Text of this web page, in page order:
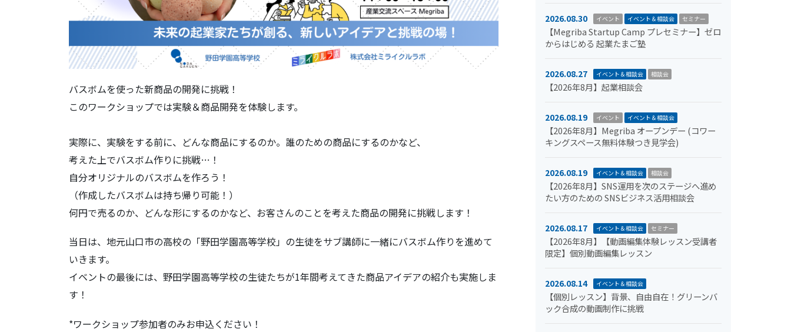
バスボムを使った新商品の開発に挑戦！
このワークショップでは実験＆商品開発を体験します。
実際に、実験をする前に、どんな商品にするのか。誰のための商品にするのかなど、
考えた上でバスボム作りに挑戦…！
自分オリジナルのバスボムを作ろう！
（作成したバスボムは持ち帰り可能！）
何円で売るのか、どんな形にするのかなど、お客さんのことを考えた商品の開発に挑戦します！
当日は、地元山口市の高校の「野田学園高等学校」の生徒をサブ講師に一緒にバスボム作りを進めて
いきます。
イベントの最後には、野田学園高等学校の生徒たちが1年間考えてきた商品アイデアの紹介も実施しま
す！
*ワークショップ参加者のみお申込ください！
2026.08.30 イベント イベント＆相談会 セミナー
【Megriba Startup Camp プレセミナー】ゼロ
からはじめる 起業たまご塾
2026.08.27 イベント＆相談会 相談会
【2026年8月】起業相談会
2026.08.19 イベント イベント＆相談会
【2026年8月】Megriba オープンデー (コワー
キングスペース無料体験つき見学会)
2026.08.19 イベント＆相談会 相談会
【2026年8月】SNS運用を次のステージへ進め
たい方のための SNSビジネス活用相談会
2026.08.17 イベント＆相談会 セミナー
【2026年8月】【動画編集体験レッスン受講者
限定】個別動画編集レッスン
2026.08.14 イベント＆相談会
【個別レッスン】背景、自由自在！グリーンバ
ック合成の動画制作に挑戦